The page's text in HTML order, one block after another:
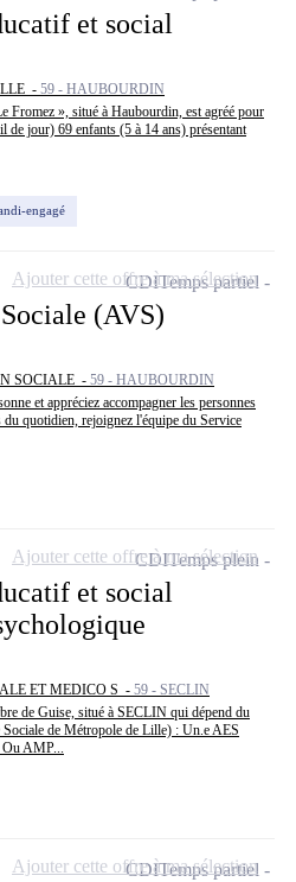
et social
- 59 - HAUBOURDIN
Fromez », situé à Haubourdin, est agréé pour
de jour) 69 enfants (5 à 14 ans) présentant
engagé
(AVS)
SOCIALE - 59 - HAUBOURDIN
et appréciez accompagner les personnes
du quotidien, rejoignez l'équipe du Service
CDITemps partiel
Ajouter cette offre à ma sélection
et social
ET MEDICO S - 59 - SECLIN
de Guise, situé à SECLIN qui dépend du
de Métropole de Lille) : Un.e AES
Ou AMP...
CDITemps plein
Ajouter cette offre à ma sélection
CDITemps partiel
Ajouter cette offre à ma sélection